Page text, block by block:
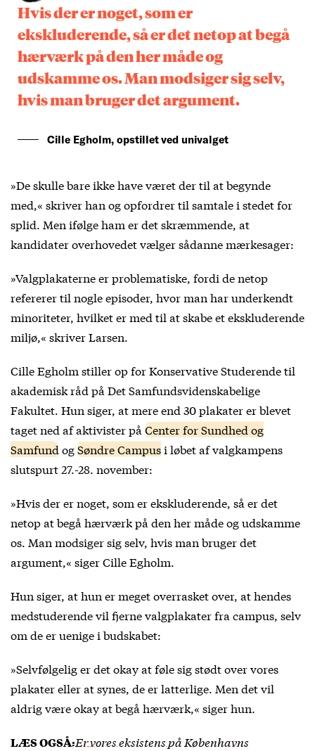
Hvis der er noget, som er
ekskluderende, så er det netop at begå
hærværk på den her måde og
udskamme os. Man modsiger sig selv,
hvis man bruger det argument.
Cille Egholm, opstillet ved univalget
»De skulle bare ikke have været der til at begynde
med,« skriver han og opfordrer til samtale i stedet for
splid. Men ifølge ham er det skræmmende, at
kandidater overhovedet vælger sådanne mærkesager:
»Valgplakaterne er problematiske, fordi de netop
refererer til nogle episoder, hvor man har underkendt
minoriteter, hvilket er med til at skabe et ekskluderende
miljø,« skriver Larsen.
Cille Egholm stiller op for Konservative Studerende til
akademisk råd på Det Samfundsvidenskabelige
Fakultet. Hun siger, at mere end 30 plakater er blevet
taget ned af aktivister på Center for Sundhed og
SamfundogSøndre Campusi løbet af valgkampens
slutspurt 27.-28. november:
»Hvis der er noget, som er ekskluderende, så er det
netop at begå hærværk på den her måde og udskamme
os. Man modsiger sig selv, hvis man bruger det
argument,« siger Cille Egholm.
Hun siger, at hun er meget overrasket over, at hendes
medstuderende vil fjerne valgplakater fra campus, selv
om de er uenige i budskabet:
»Selvfølgelig er det okay at føle sig stødt over vores
plakater eller at synes, de er latterlige. Men det vil
aldrig være okay at begå hærværk,« siger hun.
LÆS OGSÅ:Er vores eksistens på Københavns